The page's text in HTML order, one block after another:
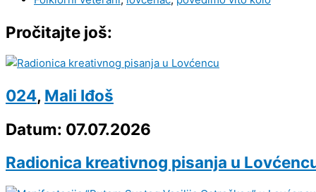
Pročitajte još:
024, Mali Iđoš
Datum: 07.07.2026
Radionica kreativnog pisanja u